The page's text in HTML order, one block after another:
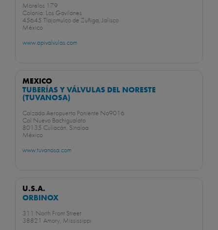
Morelos 179
Colonia: Los Gavilanes
45645 Tlajomulco de Zuñiga, Jalisco
México
www.apivalvulas.com
MEXICO
TUBERÍAS Y VÁLVULAS DEL NORESTE
(TUVANOSA)
Calzada Aeropuerto Poniente No9016
Col Nuevo Bachigualato
80135 Culiacán, Sinaloa
México
www.tuvanosa.com
U.S.A.
ORBINOX
311 North Front Street
38821 Amory, Mississippi